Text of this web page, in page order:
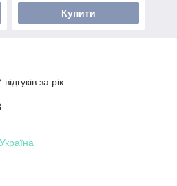
Купити
за рік